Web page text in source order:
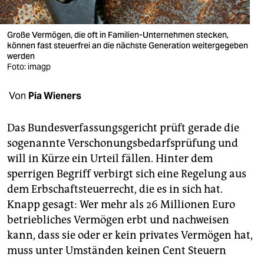
shop
fragen & hilfe
unterstützen
epaper login
Große Vermögen, die oft in Familien-Unternehmen stecken,
können fast steuerfrei an die nächste Generation weitergegeben
werden
Foto: imagp
Von Pia Wieners
Das Bundesverfassungsgericht prüft gerade die
sogenannte Verschonungsbedarfsprüfung und
will in Kürze ein Urteil fällen. Hinter dem
sperrigen Begriff verbirgt sich eine Regelung aus
dem Erbschaftsteuerrecht, die es in sich hat.
Knapp gesagt: Wer mehr als 26 Millionen Euro
betriebliches Vermögen erbt und nachweisen
kann, dass sie oder er kein privates Vermögen hat,
muss unter Umständen keinen Cent Steuern